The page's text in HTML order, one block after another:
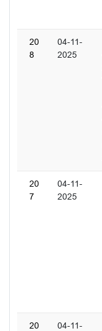
20
8
04-11-
2025
20
7
04-11-
2025
20
04-11-